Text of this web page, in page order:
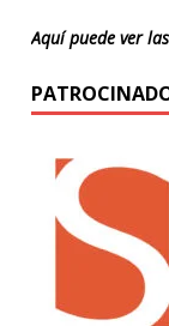
Aquí puede ver